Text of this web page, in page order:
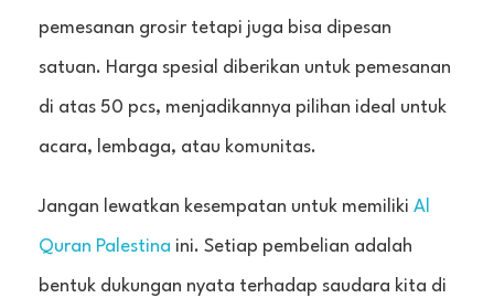
pemesanan grosir tetapi juga bisa dipesan
satuan. Harga spesial diberikan untuk pemesanan
di atas 50 pcs, menjadikannya pilihan ideal untuk
acara, lembaga, atau komunitas.
Jangan lewatkan kesempatan untuk memiliki Al
Quran Palestina ini. Setiap pembelian adalah
bentuk dukungan nyata terhadap saudara kita di